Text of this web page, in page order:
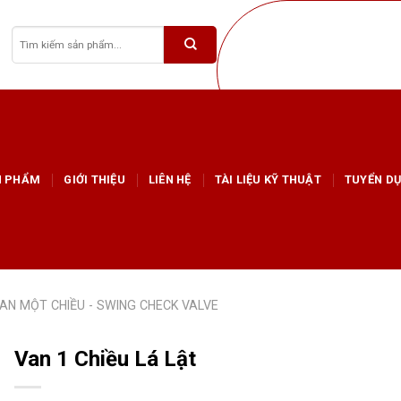
kiếm:
PHẨM GIỚI THIỆU LIÊN HỆ TÀI LIỆU KỸ THUẬT TUYỂN
MỘT CHIỀU - SWING CHECK VALVE
Van 1 Chiều Lá Lật